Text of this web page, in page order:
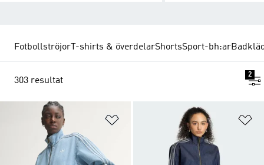
FotbollströjorT-shirts & överdelarShortsSport-bh:ar
303 resultat
2
Lägg till på önskelistan